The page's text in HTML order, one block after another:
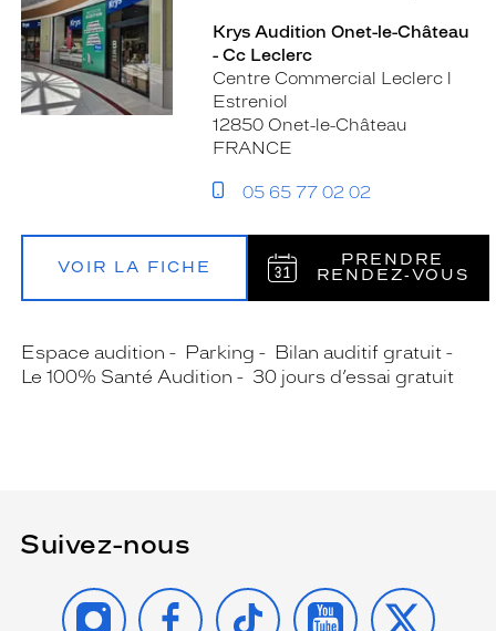
Krys Audition Onet-le-Château
- Cc Leclerc
Centre Commercial Leclerc l
Estreniol
12850 Onet-le-Château
FRANCE
05 65 77 02 02
VOIR LA FICHE
PRENDRE
RENDEZ‑VOUS
Espace audition Parking
Bilan auditif gratuit
Le 100% Santé Audition
30 jours d’essai gratuit
Suivez-nous
INSTAGRAMFACEBOOK
TIKTOK YOUTUBE
X